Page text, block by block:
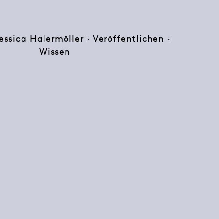
Halermöller · Veröffentlichen ·
Wissen